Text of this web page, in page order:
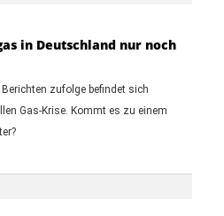
in Deutschland nur noch
zufolge befindet sich
Gas-Krise. Kommt es zu einem